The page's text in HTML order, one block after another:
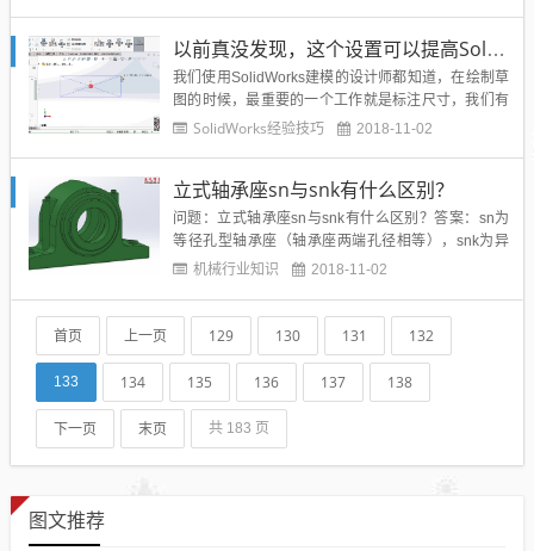
3...
以前真没发现，这个设置可以提高SolidWorks画图效率！
我们使用SolidWorks建模的设计师都知道，在绘制草
图的时候，最重要的一个工作就是标注尺寸，我们有
什么办法能够简化么？今天我们就来看一个小技巧，
拉伸。首先在基准面上绘制草图，矩形，然后在进行
标注，比如长2...
SolidWorks经验技巧 2018-11-02
立式轴承座sn与snk有什么区别？
问题：立式轴承座sn与snk有什么区别？答案：sn为
等径孔型轴承座（轴承座两端孔径相等），snk为异
径孔型轴承座（轴承座两端孔径不相等）轴承座的科
然轴承座这么重要，那么您知道轴承座的作用吗？今
天鑫达为您讲一讲...
机械行业知识 2018-11-02
首页 上一页 129 130 131 132
133 134 135 136 137 138
下一页 末页 共 183 页
图文推荐